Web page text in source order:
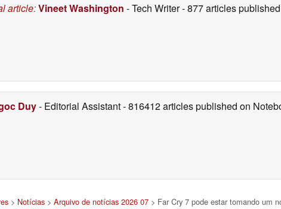
article:Vineet Washington - Tech Writer- 877 articles
Duy- Editorial Assistant- 816412 articles published on
> Notícias > Arquivo de notícias 2026 07 > Far Cry 7 pode estar tomando um